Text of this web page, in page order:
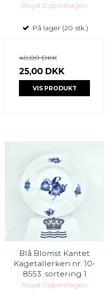
Royal Copenhagen
På lager (20 stk.)
40,00 DKK
25,00 DKK
VIS PRODUKT
Blå Blomst Kantet
Kagetallerken nr. 10-
8553. sortering 1
Royal Copenhagen